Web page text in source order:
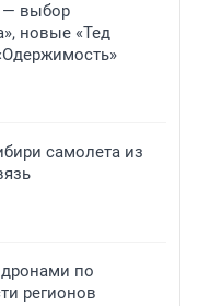
— выбор
новые «Тед
самолета из
по
регионов